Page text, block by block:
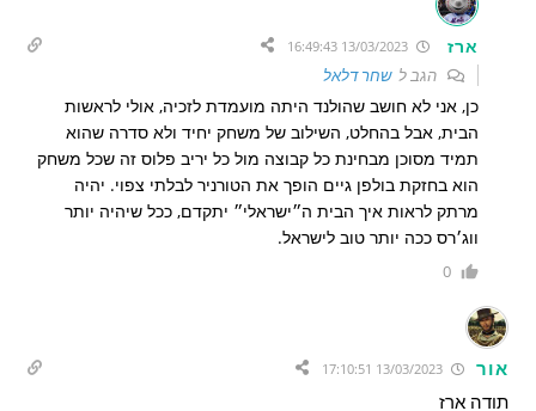
ארז
הגב לשחר דלאל
כן, אני לא חושב שהולנד היתה מועמדת לזכיה, אולי לראשות
הבית, אבל בהחלט, השילוב של משחק יחיד ולא סדרה שהוא
תמיד מסוכן מבחינת כל קבוצה מול כל יריב פלוס זה שכל משחק
הוא בחזקת בולפן גיים הופך את הטורניר לבלתי צפוי. יהיה
מרתק לראות איך הבית ה״ישראלי״ יתקדם, ככל שיהיה יותר
ווג׳רס ככה יותר טוב לישראל.
0
אור
תודה ארז